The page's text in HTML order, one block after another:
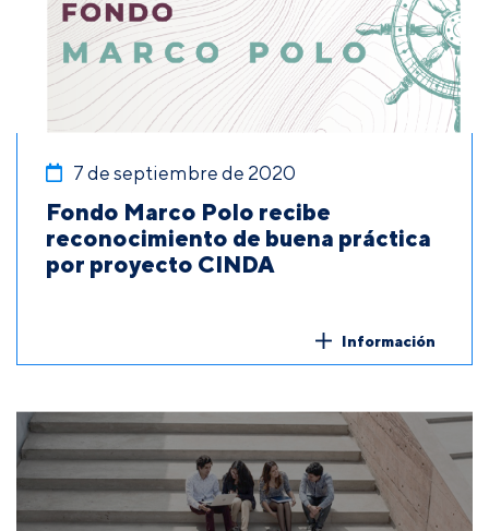
7 de septiembre de 2020
Fondo Marco Polo recibe
reconocimiento de buena práctica
por proyecto CINDA
Información